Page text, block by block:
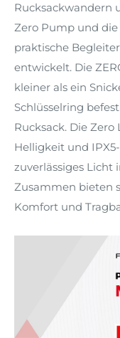
Rucksackwandern
Zero Pump und
praktische
entwickelt. Die
kleiner als ein
Schlüsselring
Rucksack. Die
Helligkeit und
zuverlässiges Licht
Zusammen bieten
Komfort und